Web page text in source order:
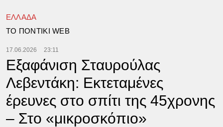
ΕΛΛΑΔΑ
TΟ ΠΟΝΤΙΚΙ WEB
17.06.2026 23:11
Εξαφάνιση Σταυρούλας
Λεβεντάκη: Εκτεταμένες
έρευνες στο σπίτι της 45χρονης
– Στο «μικροσκόπιο»